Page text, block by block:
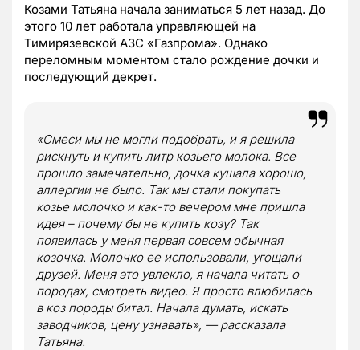
Козами Татьяна начала заниматься 5 лет назад. До
этого 10 лет работала управляющей на
Тимирязевской АЗС «Газпрома». Однако
переломным моментом стало рождение дочки и
последующий декрет.
«Смеси мы не могли подобрать, и я решила
рискнуть и купить литр козьего молока. Все
прошло замечательно, дочка кушала хорошо,
аллергии не было. Так мы стали покупать
козье молочко и как-то вечером мне пришла
идея – почему бы не купить козу? Так
появилась у меня первая совсем обычная
козочка. Молочко ее использовали, угощали
друзей. Меня это увлекло, я начала читать о
породах, смотреть видео. Я просто влюбилась
в коз породы битал. Начала думать, искать
заводчиков, цену узнавать», — рассказала
Татьяна.